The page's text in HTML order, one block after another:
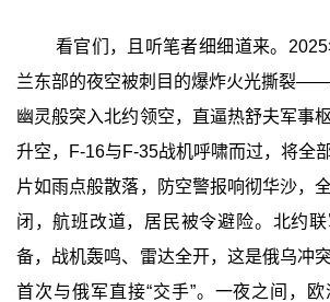
看官们，且听笔者细细道来。
兰东部的夜空被刺目的爆炸火光撕裂
幽灵般突入北约领空，直逼热舒夫军事
升空，F-16与F-35战机呼啸而过，将全
片如雨点般散落，防空警报响彻华沙，
闭，航班改道，居民被令避险。北约
备，战机轰鸣、雷达全开，这是俄乌冲
首次与俄军直接“交手”。一夜之间，